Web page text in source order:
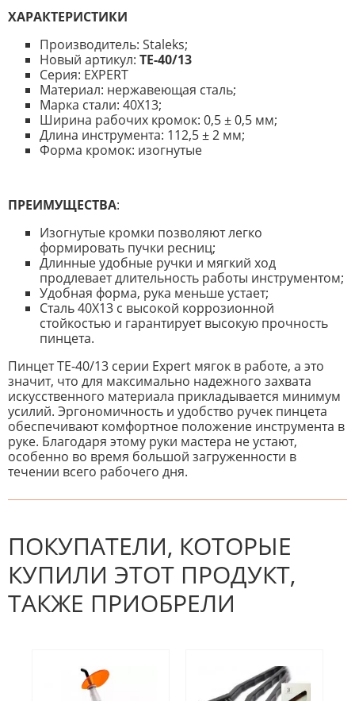
ХАРАКТЕРИСТИКИ
Производитель: Staleks;
Новый артикул: ТE-40/13
Серия: EXPERT
Материал: нержавеющая сталь;
Марка стали: 40Х13;
Ширина рабочих кромок: 0,5 ± 0,5 мм;
Длина инструмента: 112,5 ± 2 мм;
Форма кромок: изогнутые
ПРЕИМУЩЕСТВА:
Изогнутые кромки позволяют легко
формировать пучки ресниц;
Длинные удобные ручки и мягкий ход
продлевает длительность работы инструментом;
Удобная форма, рука меньше устает;
Сталь 40Х13 с высокой коррозионной
стойкостью и гарантирует высокую прочность
пинцета.
Пинцет TE-40/13 серии Expert мягок в работе, а это
значит, что для максимально надежного захвата
искусственного материала прикладывается минимум
усилий. Эргономичность и удобство ручек пинцета
обеспечивают комфортное положение инструмента в
руке. Благодаря этому руки мастера не устают,
особенно во время большой загруженности в
течении всего рабочего дня.
К настоящему времени нет
отзыв.
ПОКУПАТЕЛИ, КОТОРЫЕ
КУПИЛИ ЭТОТ ПРОДУКТ,
ТАКЖЕ ПРИОБРЕЛИ